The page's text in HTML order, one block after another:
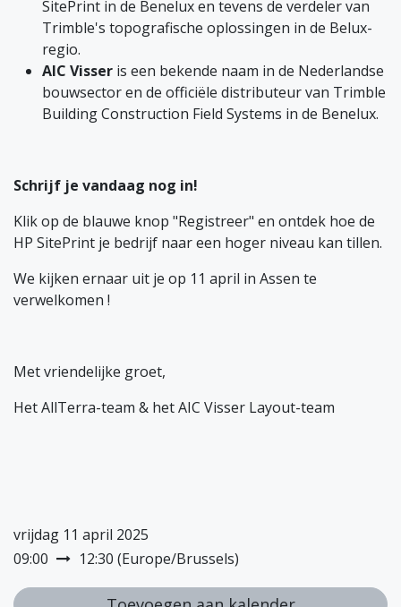
SitePrint in de Benelux en tevens de verdeler van
Trimble's topografische oplossingen in de Belux-
regio.
AIC Visser is een bekende naam in de Nederlandse
bouwsector en de officiële distributeur van Trimble
Building Construction Field Systems in de Benelux.
Schrijf je vandaag nog in!
Klik op de blauwe knop "Registreer" en ontdek hoe de
HP SitePrint je bedrijf naar een hoger niveau kan tillen.
We kijken ernaar uit je op 11 april in Assen te
verwelkomen !
Met vriendelijke groet,
Het AllTerra-team & het AIC Visser Layout-team
vrijdag 11 april 2025
09:00
12:30 (Europe/Brussels)